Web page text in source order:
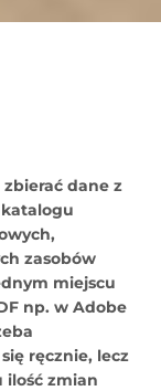
dane z
katalogu
zasobów
miejscu
np. w Adobe
ręcznie, lecz
ilość zmian